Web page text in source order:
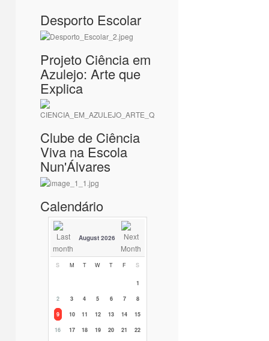
Desporto Escolar
Projeto Ciência em
Azulejo: Arte que
Explica
Clube de Ciência
Viva na Escola
Nun'Álvares
Calendário
August 2026
S M T W T F S
1
2
3 4 5 6 7
8
9
10 11 12 13 14
15
16
17 18 19 20 21
22